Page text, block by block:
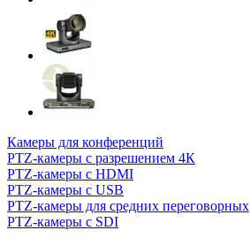
Камеры для конференций
PTZ-камеры с разрешением 4К
PTZ-камеры с HDMI
PTZ-камеры с USB
PTZ-камеры для средних переговорных
PTZ-камеры с SDI